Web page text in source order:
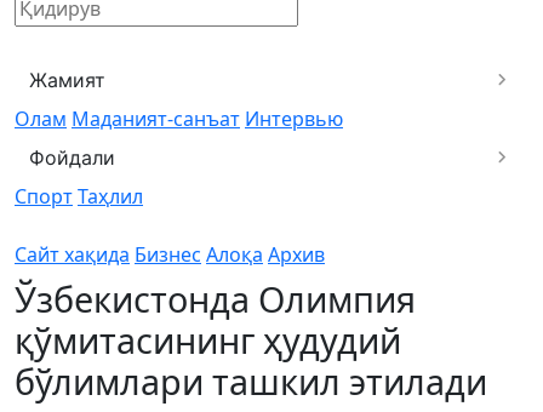
Жамият
Олам Маданият-санъат Интервью
Фойдали
СпортТаҳлил
Сайт хақида Бизнес Алоқа Архив
Ўзбекистонда Олимпия
қўмитасининг ҳудудий
бўлимлари ташкил этилади